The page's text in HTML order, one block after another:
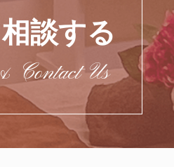
談する
Contact Us